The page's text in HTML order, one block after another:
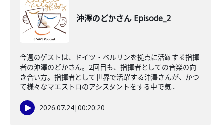
沖澤のどかさん Episode_2
今週のゲストは、ドイツ・ベルリンを拠点に活躍する指揮
者の沖澤のどかさん。2回目も、指揮者としての音楽の向
き合い方。指揮者として世界で活躍する沖澤さんが、かつ
て様々なマエストロのアシスタントをする中で気...
2026.07.24|00:20:20